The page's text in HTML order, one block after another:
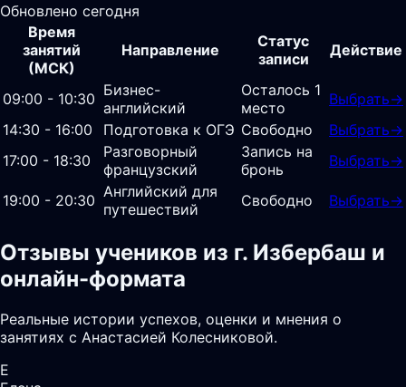
Обновлено сегодня
Время
занятий
(МСК)
Направление
Статус
записи
Действие
09:00 - 10:30 Бизнес-
английский
Осталось 1
место
Выбрать→
14:30 - 16:00
Подготовка к ОГЭ Свободно Выбрать→
17:00 - 18:30
Разговорный
французский
Запись на
бронь
Выбрать→
19:00 - 20:30 Английский для
путешествий
Свободно Выбрать→
Отзывы учеников из г. Избербаш и
онлайн-формата
Реальные истории успехов, оценки и мнения о
занятиях с Анастасией Колесниковой.
Е